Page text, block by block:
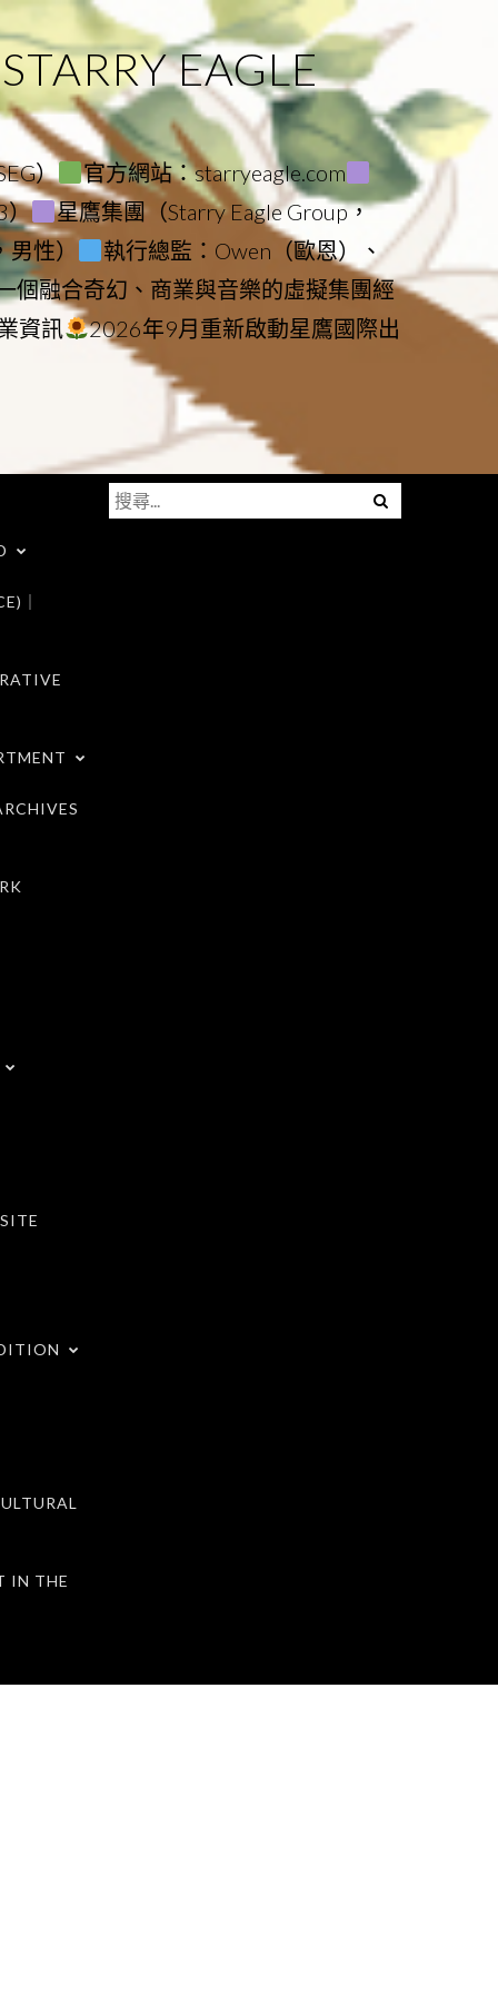
EAGLE
）
官方網站：starryeagle.com
）
星鷹集團（Starry Eagle Group，
性）
執行總監：Owen（歐恩）、
個融合奇幻、商業與音樂的虛擬集團經
資訊
2026年9月重新啟動星鷹國際出
｜
IN THE
Menu
搜
尋